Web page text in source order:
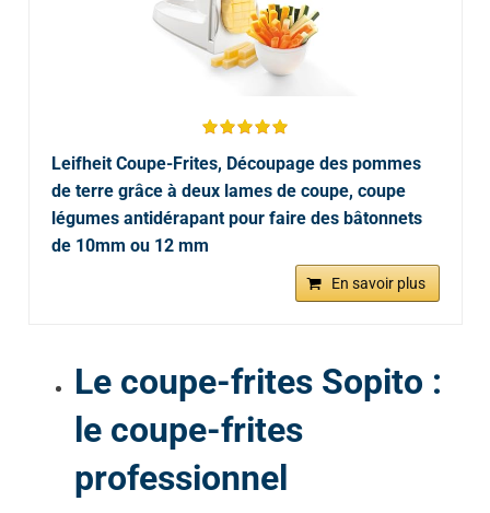
Leifheit Coupe-Frites, Découpage des pommes
de terre grâce à deux lames de coupe, coupe
légumes antidérapant pour faire des bâtonnets
de 10mm ou 12 mm
En savoir plus
Le coupe-frites Sopito :
le coupe-frites
professionnel